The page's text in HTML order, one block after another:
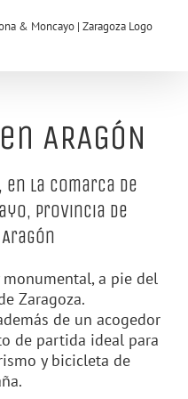
ARAGÓN
, en la comarca de
Provincia de
a pie del
Zaragoza.
de un acogedor
de partida ideal para
y bicicleta de